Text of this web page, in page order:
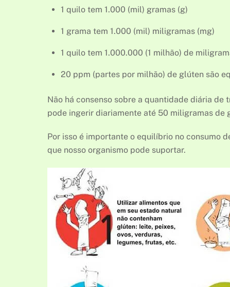
1 quilo tem 1.000 (mil) gramas (g)
1 grama tem 1.000 (mil) miligramas (mg)
1 quilo tem 1.000.000 (1 milhão) de
20 ppm (partes por milhão) de glúten são
Não há consenso sobre a quantidade diária
pode ingerir diariamente até 50 miligramas de
Por isso é importante o equilíbrio no consumo
que nosso organismo pode suportar.